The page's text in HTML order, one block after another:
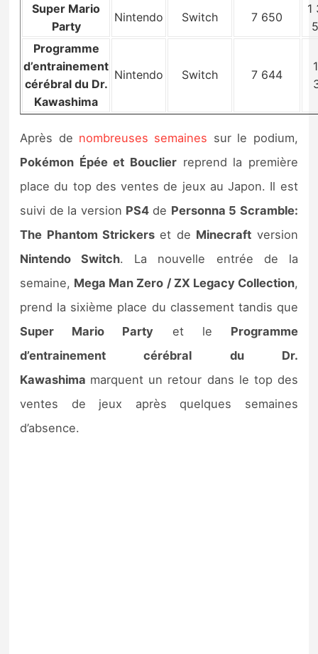
Super Mario
Party
Nintendo Switch 7 650
1
Programme
d’entrainement
cérébral du Dr.
Kawashima
Nintendo Switch 7 644
Après de nombreuses semaines sur le podium,
Pokémon Épée et Bouclierreprend la première
place du top des ventes de jeux au Japon. Il est
suivi de la version PS4de Personna 5 Scramble:
The Phantom Strickers et de Minecraft version
Nintendo Switch. La nouvelle entrée de la
semaine, Mega Man Zero / ZX Legacy Collection,
prend la sixième place du classement tandis que
Super Mario Party et le Programme
d’entrainement cérébral du Dr.
Kawashima marquent un retour dans le top des
ventes de jeux après quelques semaines
d’absence.